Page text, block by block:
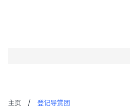
主页 / 登记导赏团